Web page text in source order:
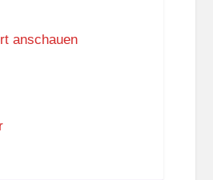
anschauen